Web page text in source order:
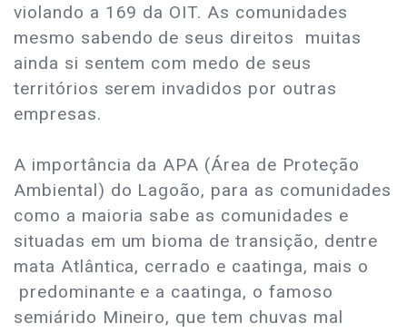
violando a 169 da OIT. As comunidades
mesmo sabendo de seus direitos muitas
ainda si sentem com medo de seus
territórios serem invadidos por outras
empresas.
A importância da APA (Área de Proteção
Ambiental) do Lagoão, para as comunidades
como a maioria sabe as comunidades e
situadas em um bioma de transição, dentre
mata Atlântica, cerrado e caatinga, mais o
predominante e a caatinga, o famoso
semiárido Mineiro, que tem chuvas mal